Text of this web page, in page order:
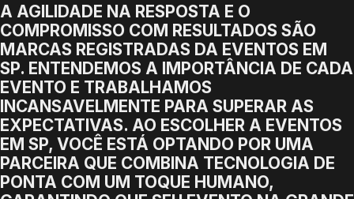
A AGILIDADE NA RESPOSTA E O
COMPROMISSO COM RESULTADOS SÃO
MARCAS REGISTRADAS DA EVENTOS EM
SP. ENTENDEMOS A IMPORTÂNCIA DE CADA
EVENTO E TRABALHAMOS
INCANSAVELMENTE PARA SUPERAR AS
EXPECTATIVAS. AO ESCOLHER A EVENTOS
EM SP, VOCÊ ESTÁ OPTANDO POR UMA
PARCEIRA QUE COMBINA TECNOLOGIA DE
PONTA COM UM TOQUE HUMANO,